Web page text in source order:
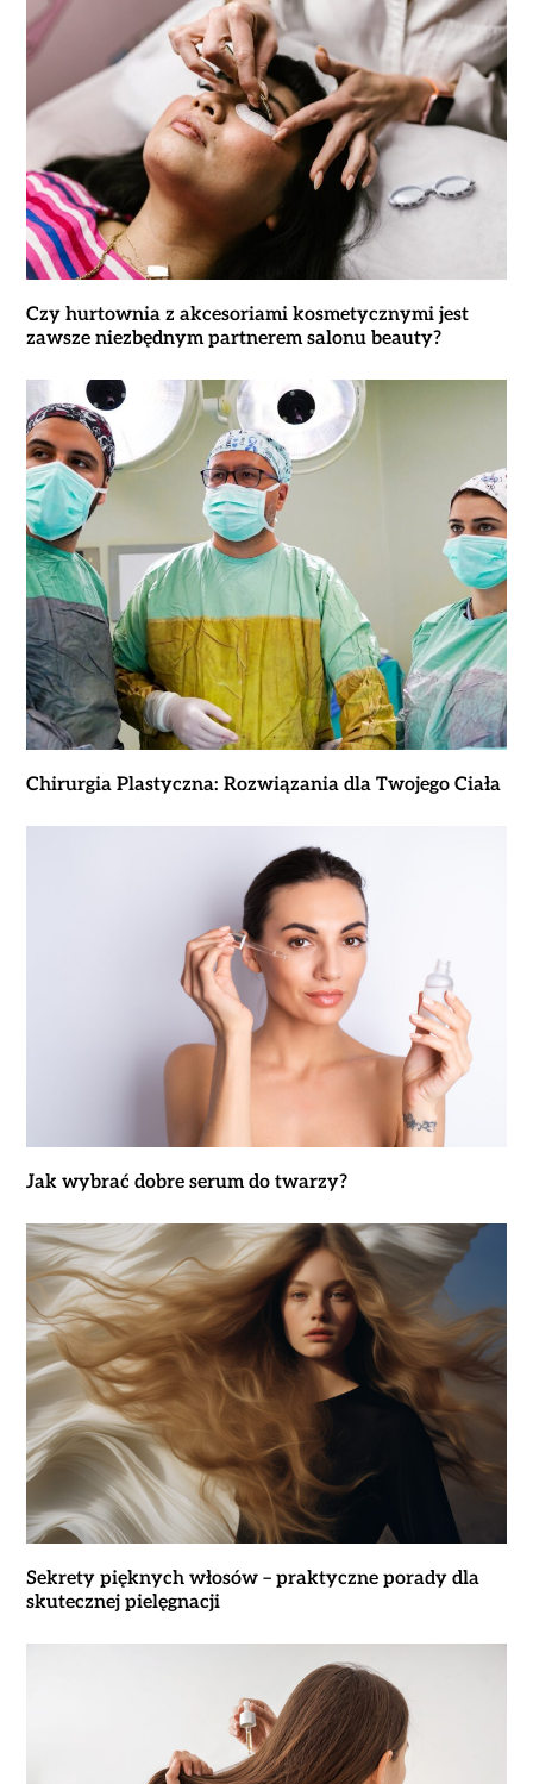
Czy hurtownia z akcesoriami kosmetycznymi jest
zawsze niezbędnym partnerem salonu beauty?
Chirurgia Plastyczna: Rozwiązania dla Twojego Ciała
Jak wybrać dobre serum do twarzy?
Sekrety pięknych włosów – praktyczne porady dla
skutecznej pielęgnacji